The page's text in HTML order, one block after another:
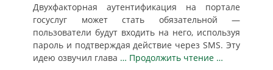
Двухфакторная аутентификация на портале
госуслуг может стать обязательной —
пользователи будут входить на него, используя
пароль и подтверждая действие через SMS. Эту
идею озвучил глава … Продолжить чтение …